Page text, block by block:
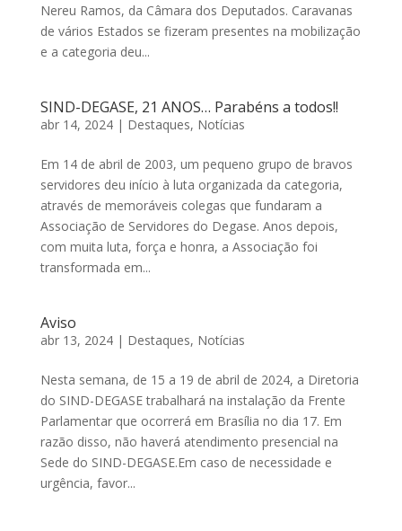
Nereu Ramos, da Câmara dos Deputados. Caravanas
de vários Estados se fizeram presentes na mobilização
e a categoria deu...
SIND-DEGASE, 21 ANOS… Parabéns a todos!!
abr 14, 2024| Destaques, Notícias
Em 14 de abril de 2003, um pequeno grupo de bravos
servidores deu início à luta organizada da categoria,
através de memoráveis colegas que fundaram a
Associação de Servidores do Degase. Anos depois,
com muita luta, força e honra, a Associação foi
transformada em...
Aviso
abr 13, 2024| Destaques, Notícias
Nesta semana, de 15 a 19 de abril de 2024, a Diretoria
do SIND-DEGASE trabalhará na instalação da Frente
Parlamentar que ocorrerá em Brasília no dia 17. Em
razão disso, não haverá atendimento presencial na
Sede do SIND-DEGASE.Em caso de necessidade e
urgência, favor...